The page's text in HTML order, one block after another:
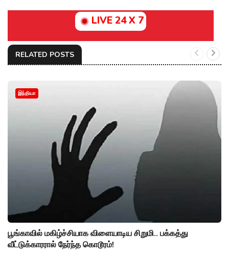
LIVE 24 X 7
RELATED POSTS
இந்தியா
பூங்காவில் மகிழ்ச்சியாக விளையாடிய சிறுமி.. பக்கத்து
வீட்டுக்காரரால் நேர்ந்த கொடூரம்!